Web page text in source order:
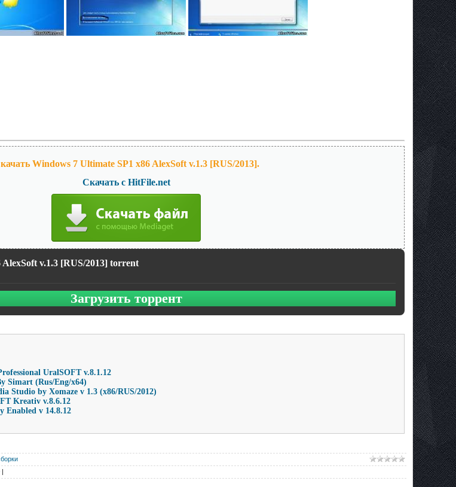
Windows 7 Ultimate SP1 x86 AlexSoft v.1.3 [RUS/2013].
Скачать с HitFile.net
v.1.3 [RUS/2013] torrent
Загрузить торрент
UralSOFT v.8.1.12
Simart (Rus/Eng/x64)
Studio by Xomaze v 1.3 (х86/RUS/2012)
Kreativ v.8.6.12
Enabled v 14.8.12
|